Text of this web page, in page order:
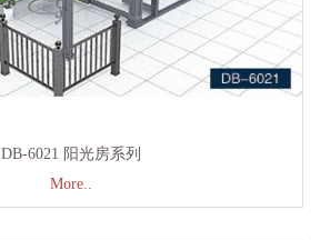
DB-6021 阳光房系列
More..